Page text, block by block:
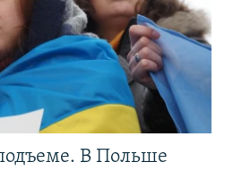
В Польше